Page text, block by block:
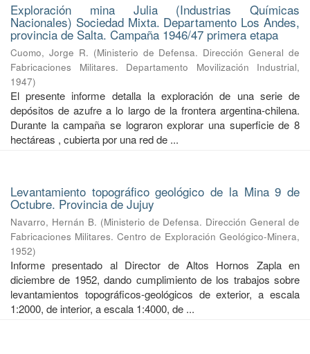
Exploración mina Julia (Industrias Químicas
Nacionales) Sociedad Mixta. Departamento Los Andes,
provincia de Salta. Campaña 1946/47 primera etapa
Cuomo, Jorge R. (Ministerio de Defensa. Dirección General de
Fabricaciones Militares. Departamento Movilización Industrial,
1947)
El presente informe detalla la exploración de una serie de
depósitos de azufre a lo largo de la frontera argentina-chilena.
Durante la campaña se lograron explorar una superficie de 8
hectáreas , cubierta por una red de ...
Levantamiento topográfico geológico de la Mina 9 de
Octubre. Provincia de Jujuy
Navarro, Hernán B. (Ministerio de Defensa. Dirección General de
Fabricaciones Militares. Centro de Exploración Geológico-Minera,
1952)
Informe presentado al Director de Altos Hornos Zapla en
diciembre de 1952, dando cumplimiento de los trabajos sobre
levantamientos topográficos-geológicos de exterior, a escala
1:2000, de interior, a escala 1:4000, de ...